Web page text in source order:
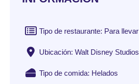
Tipo de restaurante: Para llevar
Ubicación: Walt Disney Studios
Tipo de comida: Helados